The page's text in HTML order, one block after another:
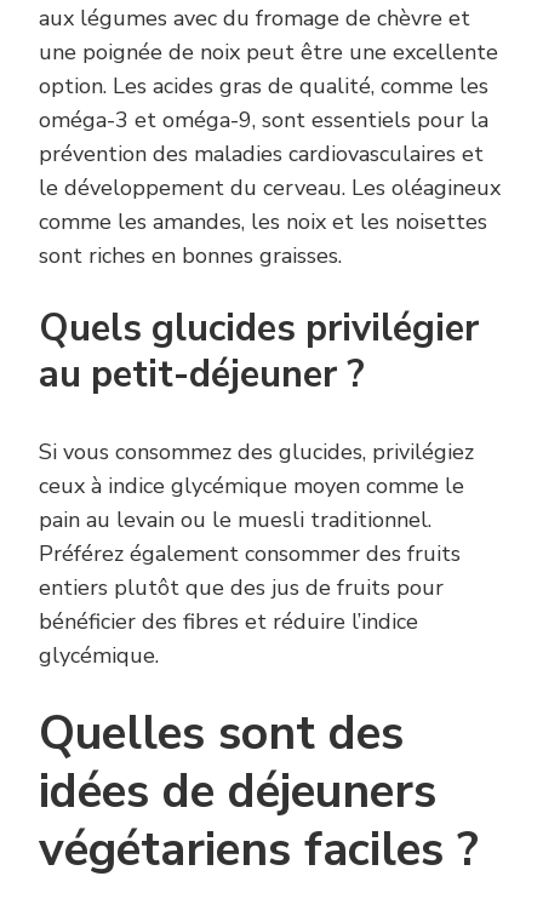
aux légumes avec du fromage de chèvre et
une poignée de noix peut être une excellente
option. Les acides gras de qualité, comme les
oméga-3 et oméga-9, sont essentiels pour la
prévention des maladies cardiovasculaires et
le développement du cerveau. Les oléagineux
comme les amandes, les noix et les noisettes
sont riches en bonnes graisses.
Quels glucides privilégier
au petit-déjeuner ?
Si vous consommez des glucides, privilégiez
ceux à indice glycémique moyen comme le
pain au levain ou le muesli traditionnel.
Préférez également consommer des fruits
entiers plutôt que des jus de fruits pour
bénéficier des fibres et réduire l’indice
glycémique.
Quelles sont des
idées de déjeuners
végétariens faciles ?